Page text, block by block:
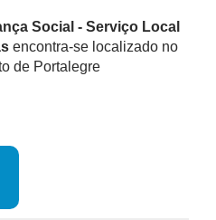
Social - Serviço Local
encontra-se localizado no
de Portalegre